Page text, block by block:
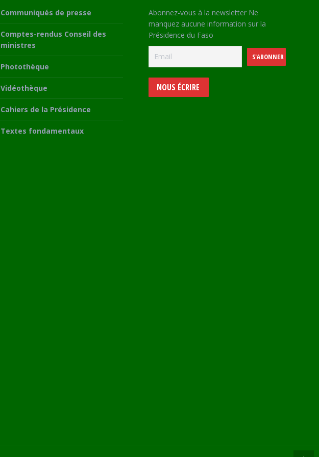
Communiqués de presse
Comptes-rendus Conseil des
ministres
Photothèque
Vidéothèque
Cahiers de la Présidence
Textes fondamentaux
Abonnez-vous à la newsletter Ne
manquez aucune information sur la
Présidence du Faso
NOUS ÉCRIRE